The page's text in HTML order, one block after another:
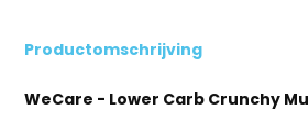
Productomschrijving
WeCare - Lower Carb Crunchy